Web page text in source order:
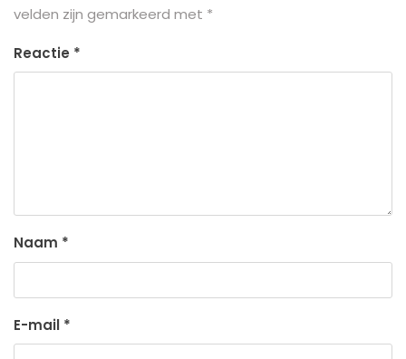
velden zijn gemarkeerd met *
Reactie *
Naam *
E-mail *